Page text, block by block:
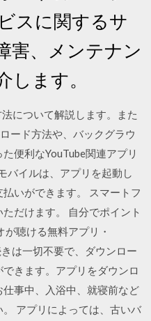
スに関するサ
害、メンテナン
します。
について解説します。また
ード方法や、バックグラウ
便利なYouTube関連アプリ
バイルは、アプリを起動し
いができます。 スマートフ
だけます。 自分でポイント
聴ける無料アプリ・
は一切不要で、ダウンロー
きます。アプリをダウンロ
事中、入浴中、就寝前など
アプリによっては、古いバ